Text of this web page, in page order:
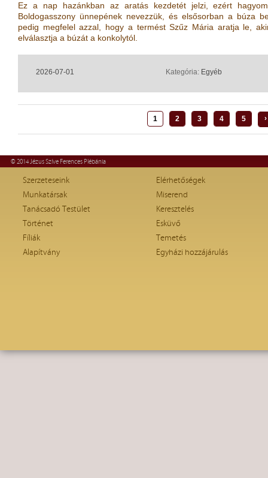
Ez a nap hazánkban az aratás kezdetét jelzi, ezért
Boldogasszony ünnepének nevezzük, és elsősorban a búza
pedig megfelel azzal, hogy a termést Szűz Mária aratja le,
elválasztja a búzát a konkolytól.
2026-07-01 Kategória: Egyéb
1 2 3 4 5 ›
© 2014 Jézus Szíve Ferences Plébánia
Szerzeteseink
Munkatársak
Tanácsadó Testület
Történet
Fíliák
Alapítvány
Elérhetőségek
Miserend
Keresztelés
Esküvő
Temetés
Egyházi hozzájárulás